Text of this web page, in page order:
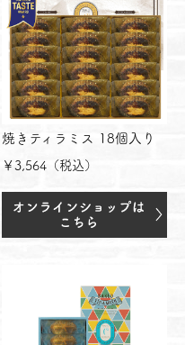
焼きティラミス 18個入り
￥3,564（税込）